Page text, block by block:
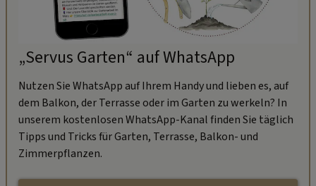
„Servus Garten“ auf WhatsApp
Nutzen Sie WhatsApp auf Ihrem Handy und lieben es, auf
dem Balkon, der Terrasse oder im Garten zu werkeln? In
unserem kostenlosen WhatsApp-Kanal finden Sie täglich
Tipps und Tricks für Garten, Terrasse, Balkon- und
Zimmerpflanzen.